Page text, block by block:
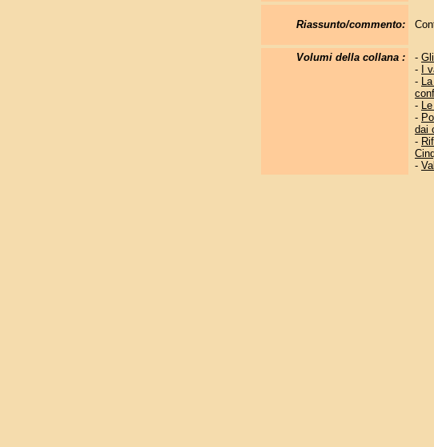
Riassunto/commento:
Volumi della collana : -
-
I
-
-
-
dai
-
-